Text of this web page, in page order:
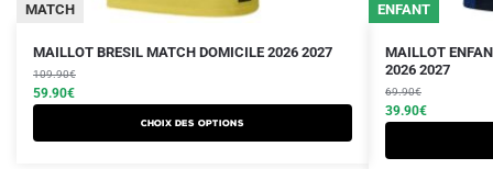
MATCH
MAILLOT BRESIL MATCH DOMICILE 2026 2027
109.90€
Le
prix
initial
était :
59.90€
Le
prix
actuel
est :
Choix des options
Ce
produit
a
ENFANT
MAILLOT
2026 2027
69.90€
Le
prix
initial
était :
39.90€
Le
prix
actuel
est :
Ce
produit
a
plusieurs
variations.